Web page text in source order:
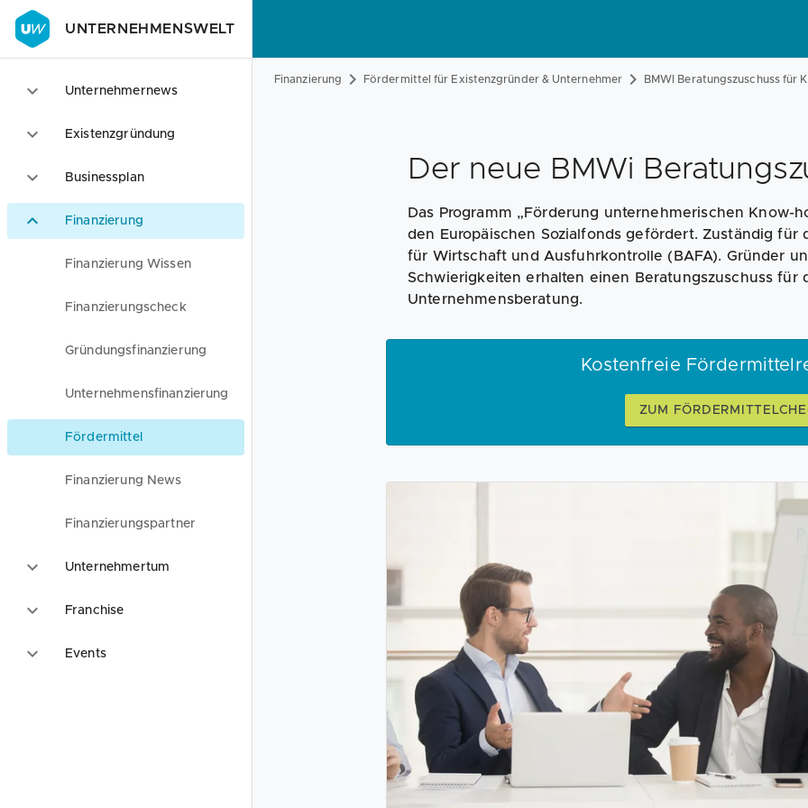
UNTERNEHMENSWELT
Unternehmernews
Existenzgründung
Businessplan
Finanzierung
Finanzierung Wissen
Finanzierungscheck
Gründungsfinanzierung
Unternehmensfinanzierung
Fördermittel
Finanzierung News
Finanzierungspartner
Unternehmertum
Franchise
Events
Finanzierung Fördermittel für Existenzgründer & Unternehmer BMWI Beratungszuschuss für
Der neue BMWi
Das Programm „Förderung unternehmerischen Know-
den Europäischen Sozialfonds gefördert. Zuständig für
für Wirtschaft und Ausfuhrkontrolle (BAFA). Gründer
Schwierigkeiten erhalten einen Beratungszuschuss für
Unternehmensberatung.
Kostenfreie
ZUM